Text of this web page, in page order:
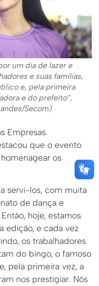
um dia de lazer e
e suas famílias,
e, pela primeira
e do prefeito”,
Secom)
Empresas
que o evento
os
servi-los, com muita
de dança e
hoje, estamos
edição, e cada vez
os trabalhadores
do bingo, o famoso
pela primeira vez, a
nos prestigiar. Nós